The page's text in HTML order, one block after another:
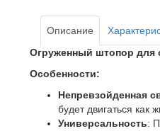
Описание
Огруженный штопор для
Особенности:
Непревзойденная
будет двигаться как
Универсальность: